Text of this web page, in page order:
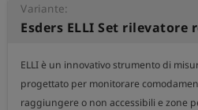
Variante:
ELLI è un innovativo strumento di
progettato per monitorare
raggiungere o non accessibili e zone